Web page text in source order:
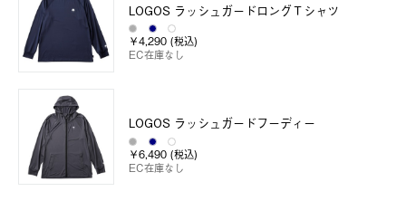
LOGOS ラッシュガードロングＴシャツ
￥4,290 (税込)
EC在庫なし
LOGOS ラッシュガードフーディー
￥6,490 (税込)
EC在庫なし